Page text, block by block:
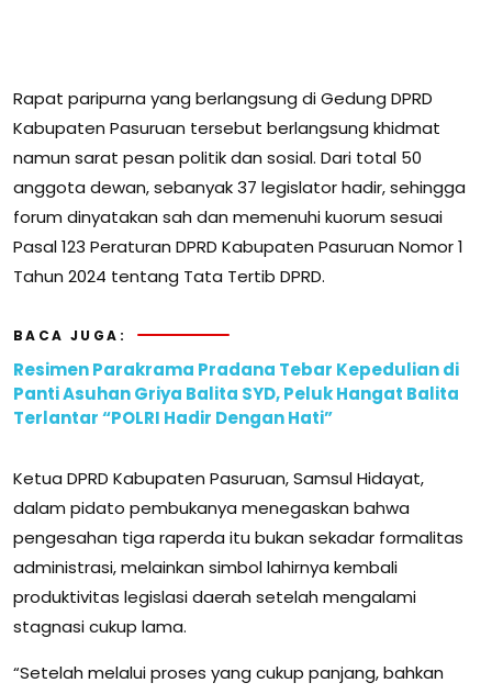
Rapat paripurna yang berlangsung di Gedung DPRD
Kabupaten Pasuruan tersebut berlangsung khidmat
namun sarat pesan politik dan sosial. Dari total 50
anggota dewan, sebanyak 37 legislator hadir, sehingga
forum dinyatakan sah dan memenuhi kuorum sesuai
Pasal 123 Peraturan DPRD Kabupaten Pasuruan Nomor 1
Tahun 2024 tentang Tata Tertib DPRD.
BACA JUGA:
Resimen Parakrama Pradana Tebar Kepedulian di
Panti Asuhan Griya Balita SYD, Peluk Hangat Balita
Terlantar “POLRI Hadir Dengan Hati”
Ketua DPRD Kabupaten Pasuruan, Samsul Hidayat,
dalam pidato pembukanya menegaskan bahwa
pengesahan tiga raperda itu bukan sekadar formalitas
administrasi, melainkan simbol lahirnya kembali
produktivitas legislasi daerah setelah mengalami
stagnasi cukup lama.
“Setelah melalui proses yang cukup panjang, bahkan